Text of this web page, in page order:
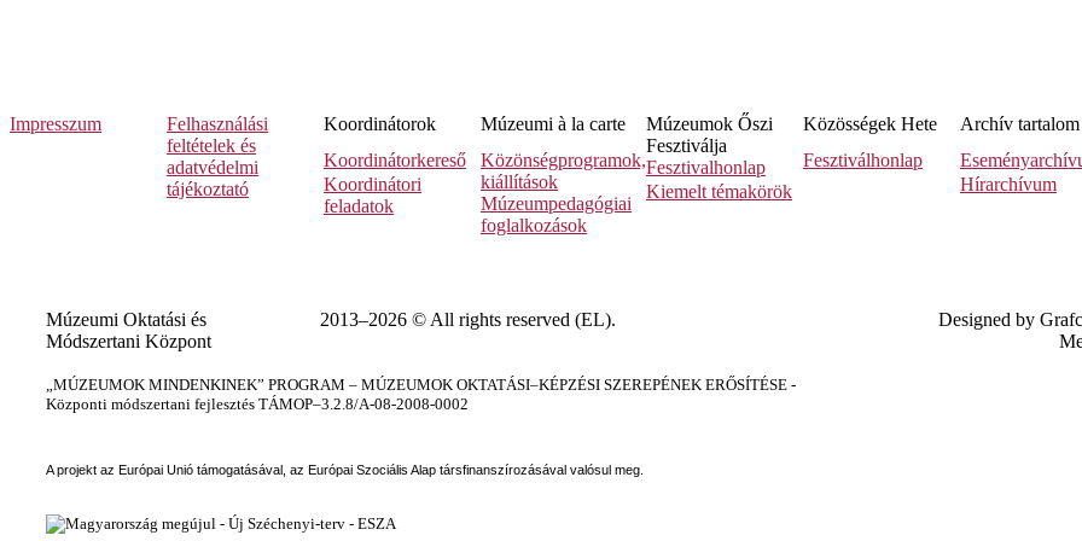
Impresszum
Felhasználási
feltételek és
adatvédelmi
tájékoztató
Koordinátorok
Koordinátorkereső
Koordinátori
feladatok
Múzeumi à la carte
Közönségprogramok,
kiállítások
Múzeumpedagógiai
foglalkozások
Múzeumok Őszi
Fesztiválja
Fesztivalhonlap
Kiemelt témakörök
Közösségek Hete
Fesztiválhonlap
Archív tartalom
Hírarchívum
Múzeumi Oktatási és
Módszertani Központ
2013–2026 © All rights reserved (EL).
Designed by
„MÚZEUMOK MINDENKINEK” PROGRAM – MÚZEUMOK OKTATÁSI–KÉPZÉSI SZEREPÉNEK ERŐSÍTÉSE -
Központi módszertani fejlesztés TÁMOP–3.2.8/A-08-2008-0002
A projekt az Európai Unió támogatásával, az Európai Szociális Alap társfinanszírozásával valósul meg.